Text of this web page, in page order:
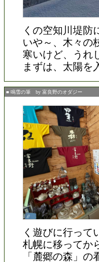
くの空知川堤防
いや～、木々の
寒いけど、うれ
まずは、太陽を
■ 鳴雪の筆 by 富良野のオダジー
く遊びに行って
札幌に移ってか
「麓郷の森」